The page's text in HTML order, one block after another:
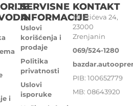
i
SERVISNE
INFORMACIJE
Uslovi
korišćenja i
prodaje
Politika
privatnosti
Uslovi
isporuke
KONTAKT
Miletićeva 24,
23000
Zrenjanin
069/524-1280
PIB: 100652779
MB: 08643920